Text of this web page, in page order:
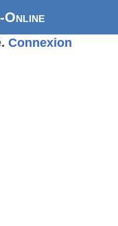
Online
Connexion